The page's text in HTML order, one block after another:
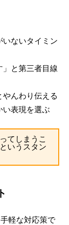
いないタイミン
」と第三者目線
やんわり伝える
い表現を選ぶ
てしまうこ
いうスタン
軽な対応策で